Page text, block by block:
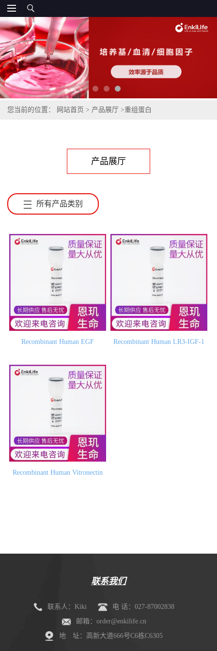
您当前的位置： 网站首页 > 产品展厅 >重组蛋白
产品展厅
所有产品类别
Recombinant Human EGF Recombinant Human LR3-IGF-1
Recombinant Human Vitronectin
联系我们
联系人：Kiki
电 话：027-87002838
邮箱：order@enkilife.cn
地 址：高新大道666号C6栋C6305